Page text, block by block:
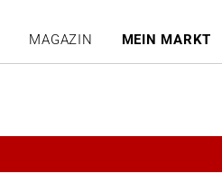
MAGAZIN MEIN MARKT